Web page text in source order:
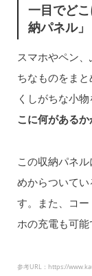
一目でど
納パネル」
スマホやペン
ちなものをま
くしがちな小
こに何があるか
この収納パネ
めからついて
す。また、コ
ホの充電も可能
参考URL：https://